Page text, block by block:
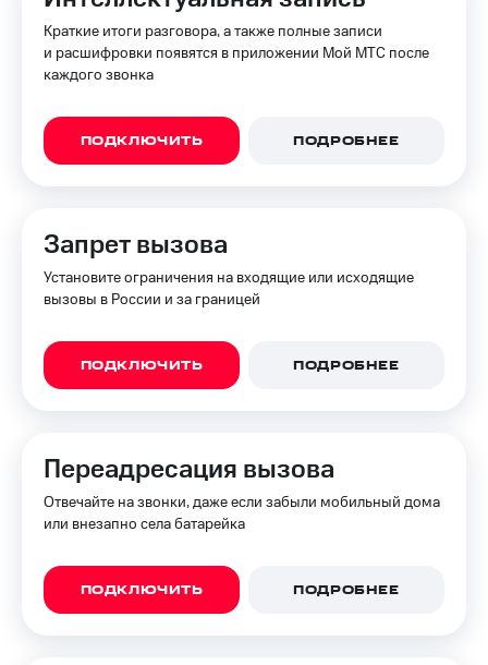
Пополнить
номер
МТС
автоплатежа
Пополнить
Оплата
интернета
и
Переводы
с
МТС Pay
Оплата
по QR-
за границей
магазин
Краткие итоги разговора, а также полные записи
и расшифровки появятся в приложении Мой МТС после
каждого звонка
ПОДКЛЮЧИТЬ ПОДРОБНЕЕ
Запрет вызова
Установите ограничения на входящие или исходящие
вызовы в России и за границей
ПОДКЛЮЧИТЬ ПОДРОБНЕЕ
Переадресация вызова
Отвечайте на звонки, даже если забыли мобильный дома
или внезапно села батарейка
ПОДКЛЮЧИТЬ ПОДРОБНЕЕ